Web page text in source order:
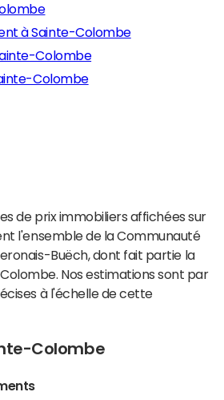
à Sainte-Colombe
Colombe
Colombe
de prix immobiliers affichées sur
l'ensemble de la Communauté
Buëch, dont fait partie la
Nos estimations sont par
à l'échelle de cette
Colombe